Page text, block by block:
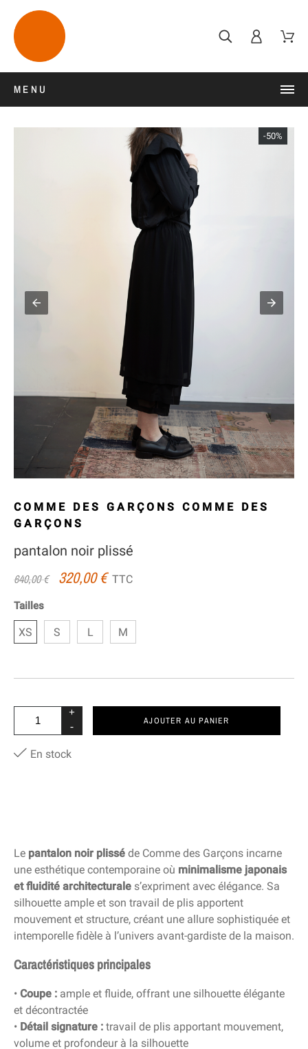
MENU
-50%
COMME DES GARÇONS COMME DES
GARÇONS
pantalon noir plissé
640,00 € 320,00 €TTC
Tailles
XS S L M
+
-
AJOUTER AU PANIER
En stock
Le pantalon noir plissé de Comme des Garçons incarne
une esthétique contemporaine où minimalisme japonais
et fluidité architecturale s’expriment avec élégance. Sa
silhouette ample et son travail de plis apportent
mouvement et structure, créant une allure sophistiquée et
intemporelle fidèle à l’univers avant-gardiste de la maison.
Caractéristiques principales
• Coupe : ample et fluide, offrant une silhouette élégante
et décontractée
• Détail signature : travail de plis apportant mouvement,
volume et profondeur à la silhouette